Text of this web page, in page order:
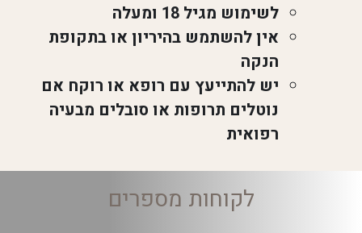
לשימוש מגיל 18 ומעלה
אין להשתמש בהיריון או בתקופת
הנקה
יש להתייעץ עם רופא או רוקח אם
נוטלים תרופות או סובלים מבעיה
רפואית
לקוחות מספרים